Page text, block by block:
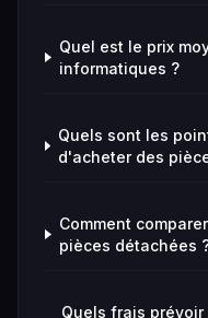
Quel est le prix
informatiques ?
Quels sont les
d'acheter des
Comment
pièces détachées
Quels frais